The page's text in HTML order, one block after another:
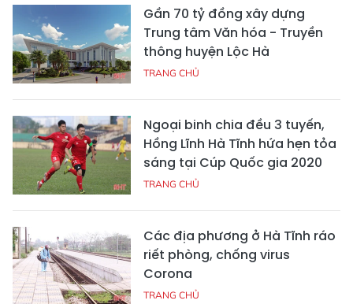
Gần 70 tỷ đồng xây dựng
Trung tâm Văn hóa - Truyền
thông huyện Lộc Hà
TRANG CHỦ
Ngoại binh chia đều 3 tuyến,
Hồng Lĩnh Hà Tĩnh hứa hẹn tỏa
sáng tại Cúp Quốc gia 2020
TRANG CHỦ
Các địa phương ở Hà Tĩnh ráo
riết phòng, chống virus
Corona
TRANG CHỦ